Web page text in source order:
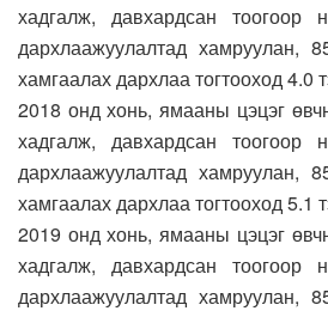
хадгалж, давхардсан
дархлаажуулалтад хамруулан,
хамгаалах дархлаа тогтооход 4.0
2018 онд хонь, ямааны цэцэг
хадгалж, давхардсан
дархлаажуулалтад хамруулан,
хамгаалах дархлаа тогтооход 5.1
2019 онд хонь, ямааны цэцэг
хадгалж, давхардсан
дархлаажуулалтад хамруулан,